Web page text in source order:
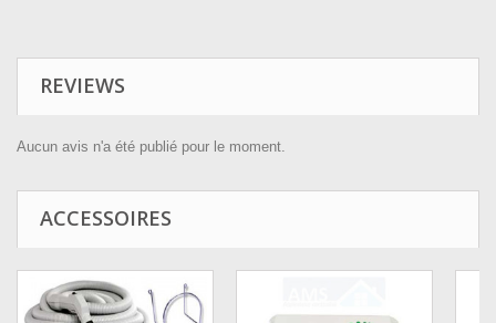
REVIEWS
Aucun avis n'a été publié pour le moment.
ACCESSOIRES